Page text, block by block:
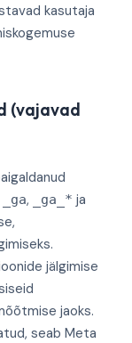
kasutaja
(vajavad
_ga, _ga_* ja
jälgimise
jaoks.
seab Meta